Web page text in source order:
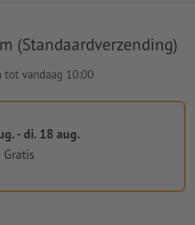
(Standaardverzending)
tot vandaag 10:00
- di. 18 aug.
Gratis